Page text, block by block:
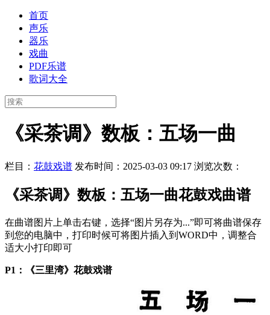
首页
声乐
器乐
戏曲
PDF乐谱
歌词大全
《采茶调》数板：五场一曲
栏目： 花鼓戏谱 发布时间：2025-03-03 09:17 浏览次数：
《采茶调》数板：五场一曲花鼓戏曲谱
在曲谱图片上单击右键，选择“图片另存为...”即可将曲谱保存
到您的电脑中，打印时候可将图片插入到WORD中，调整合
适大小打印即可
P1：《三里湾》花鼓戏谱